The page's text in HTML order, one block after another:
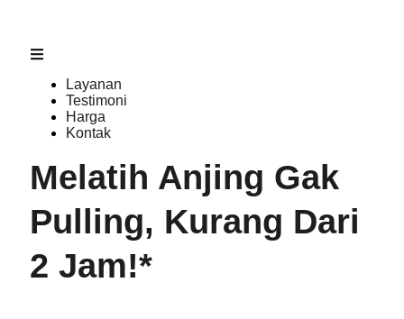
Layanan
Testimoni
Harga
Kontak
Melatih Anjing Gak
Pulling, Kurang Dari
2 Jam!*